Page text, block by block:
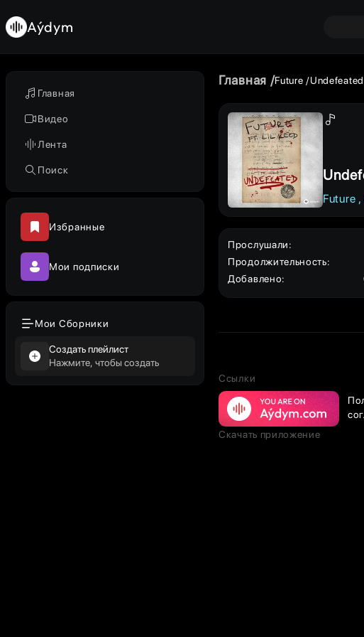
Главная
Видео
Лента
Поиск
Избранные
Мои подписки
Мои Сборники
Создать плейлист
Нажмите, чтобы создать
Aýdym
Главная Future Undefeated
Future
Прослушали:
Продолжительность:
Добавлено:
Ссылки
Скачать приложение